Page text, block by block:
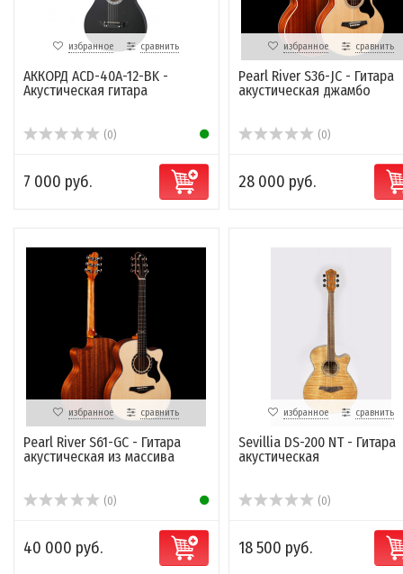
избранное сравнить
АККОРД ACD-40A-12-BK -
Акустическая гитара
(0)
7 000 руб.
избранное сравнить
Pearl River S36-JC - Гитара
акустическая джамбо
(0)
28 000 руб.
избранное сравнить
Pearl River S61-GC - Гитара
акустическая из массива
(0)
40 000 руб.
избранное сравнить
Sevillia DS-200 NT - Гитара
акустическая
(0)
18 500 руб.